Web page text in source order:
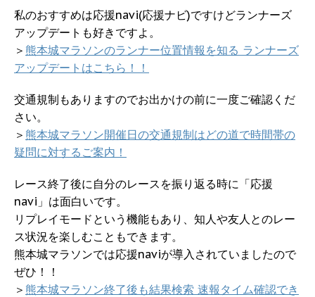
私のおすすめは応援navi(応援ナビ)ですけどランナーズ
アップデートも好きですよ。
＞ 熊本城マラソンのランナー位置情報を知る ランナーズ
アップデートはこちら！！
交通規制もありますのでお出かけの前に一度ご確認くだ
さい。
＞ 熊本城マラソン開催日の交通規制はどの道で時間帯の
疑問に対するご案内！
レース終了後に自分のレースを振り返る時に「応援
navi」は面白いです。
リプレイモードという機能もあり、知人や友人とのレー
ス状況を楽しむこともできます。
熊本城マラソンでは応援naviが導入されていましたので
ぜひ！！
＞ 熊本城マラソン終了後も結果検索 速報タイム確認でき